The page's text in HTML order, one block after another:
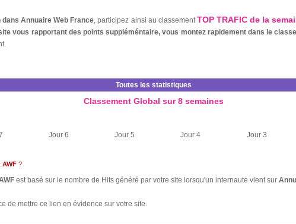
dans Annuaire Web France, participez ainsi au classementTOP TRAFIC de la
vous rapportant des points suppléméntaire, vous montez rapidement dans le
Toutes les statistiques
Classement Global sur 8 semaines
Jour 6 Jour 5 Jour 4 Jour 3
AWF ?
est basé sur le nombre de Hits généré par votre site lorsqu'un internaute vient sur
de mettre ce lien en évidence sur votre site.